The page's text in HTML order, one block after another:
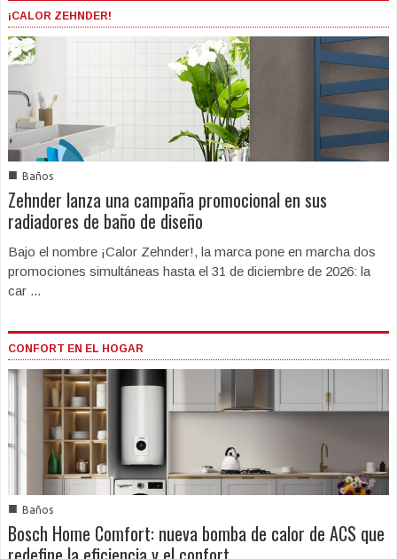
¡CALOR ZEHNDER!
■ Baños
Zehnder lanza una campaña promocional en sus
radiadores de baño de diseño
Bajo el nombre ¡Calor Zehnder!, la marca pone en marcha dos
promociones simultáneas hasta el 31 de diciembre de 2026: la
car ...
CONFORT EN EL HOGAR
■ Baños
Bosch Home Comfort: nueva bomba de calor de ACS que